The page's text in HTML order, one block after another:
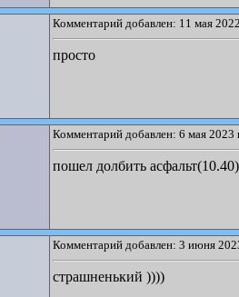
Комментарий добавлен: 11 мая
просто
Комментарий добавлен: 6 мая 2023
пошел долбить асфальт(10.40)
Комментарий добавлен: 3 июня
страшненький ))))